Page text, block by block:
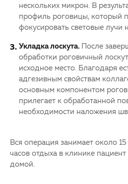
нескольких микрон. В
профиль роговицы, который
фокусировать световые лучи
Укладка лоскута. После
обработки роговичный
исходное место. Благодаря
адгезивным свойствам
основным компонентом
прилегает к обработанной
необходимости наложения
Вся операция занимает около
часов отдыха в клинике
домой.